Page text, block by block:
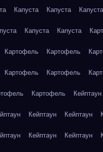
Капуста Капуста Капуста
Капуста Капуста
Картофель Картофель
Картофель Картофель
Картофель Кейптаун
Кейптаун Кейптаун
Кейптаун Кейптаун